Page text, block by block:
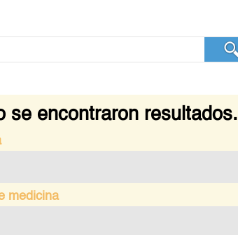
se encontraron
medicina